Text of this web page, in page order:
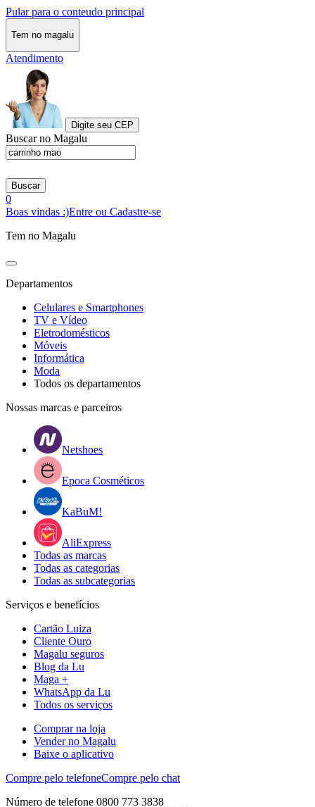
Pular para o conteudo principal
Tem no magalu
Atendimento
Digite seu CEP
Buscar no Magalu
Buscar
0
Boas vindas :)Entre ou Cadastre-se
Tem no Magalu
Departamentos
Celulares e Smartphones
TV e Vídeo
Eletrodomésticos
Móveis
Informática
Moda
Todos os departamentos
Nossas marcas e parceiros
Netshoes
Epoca Cosméticos
KaBuM!
AliExpress
Todas as marcas
Todas as categorias
Todas as subcategorias
Serviços e benefícios
Cartão Luiza
Cliente Ouro
Magalu seguros
Blog da Lu
Maga +
WhatsApp da Lu
Todos os serviços
Comprar na loja
Vender no Magalu
Baixe o aplicativo
Compre pelo telefoneCompre pelo chat
Número de telefone 0800 773 3838